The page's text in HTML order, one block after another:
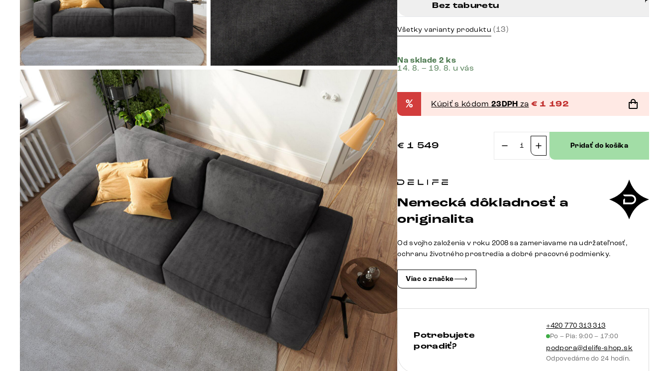
Bez taburetu
Všetky varianty produktu (13)
Na sklade 2 ks
14. 8. – 19. 8. u vás
% Kúpiť s kódom 23DPH za € 1 192
€ 1 549
množstvo
230x95
čierna
Pridať do košíka
Nemecká dôkladnosť a
originalita
Od svojho založenia v roku 2008 sa zameriavame na udržateľnosť,
ochranu životného prostredia a dobré pracovné podmienky.
Viac o značke
Potrebujete
poradiť?
+420 770 313 313
Po – Pia: 9:00 – 17:00
podpora@delife-shop.sk
Odpovedáme do 24 hodín.